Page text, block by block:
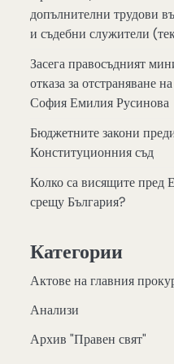
допълнителни трудови
и съдебни служители
Засега правосъдният
отказа за отстраняване
София Емилия Русинова
Бюджетните закони
Конституционния съд
Колко са висящите пред
срещу България?
Категории
Актове на главния
Анализи
Архив "Правен свят"